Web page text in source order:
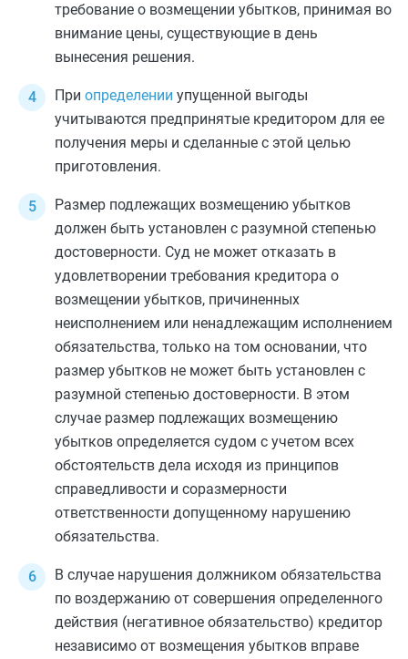
требование о возмещении убытков, принимая во
внимание цены, существующие в день
вынесения решения.
При определении упущенной выгоды
учитываются предпринятые кредитором для ее
получения меры и сделанные с этой целью
приготовления.
Размер подлежащих возмещению убытков
должен быть установлен с разумной степенью
достоверности. Суд не может отказать в
удовлетворении требования кредитора о
возмещении убытков, причиненных
неисполнением или ненадлежащим исполнением
обязательства, только на том основании, что
размер убытков не может быть установлен с
разумной степенью достоверности. В этом
случае размер подлежащих возмещению
убытков определяется судом с учетом всех
обстоятельств дела исходя из принципов
справедливости и соразмерности
ответственности допущенному нарушению
обязательства.
В случае нарушения должником обязательства
по воздержанию от совершения определенного
действия (негативное обязательство) кредитор
независимо от возмещения убытков вправе